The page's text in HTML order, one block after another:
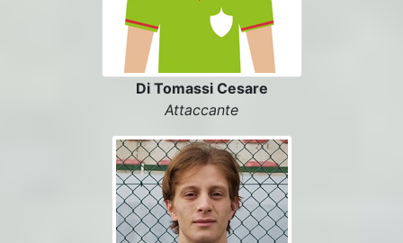
Di Tomassi Cesare
Attaccante